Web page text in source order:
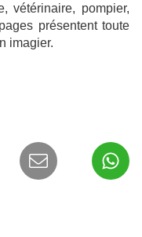
vétérinaire, pompier,
présentent toute
imagier.